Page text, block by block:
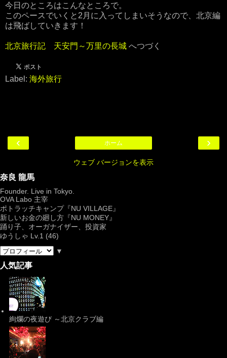
今日のところはこんなところで。
このペースでいくと2月に入ってしまいそうなので、北京編
は飛ばしていきます！
北京旅行記 天安門～万里の長城 へつづく
Label: 海外旅行
‹ ›
ホーム
ウェブ バージョンを表示
奈良 龍馬
Founder. Live in Tokyo.
OVA Labo 主宰
ポトラッチキャンプ『NU VILLAGE』
新しいお金の廻し方『NU MONEY』
踊り子、オーガナイザー、投資家
ゆうしゃ Lv.1 (46)
▼
人気記事
絢爛の夜遊び ～北京クラブ編